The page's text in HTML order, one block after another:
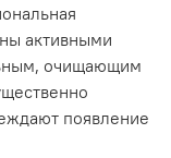
активными
очищающим
появление